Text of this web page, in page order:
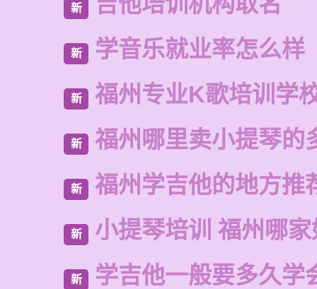
新
新 学音乐就业率怎么样
新 福州专业K歌培训学
新 福州哪里卖小提琴的
新 福州学吉他的地方推
新 小提琴培训 福州哪
新 学吉他一般要多久学